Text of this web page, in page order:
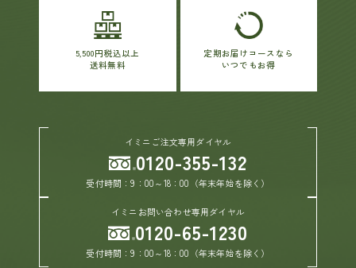
お買い物ガイド
定期お届けサービス
お問い合せ
5,500円税込以上
送料無料
定期お届けコースなら
いつでもお得
イミニご注文専用ダイヤル
0120-355-132
受付時間：9：00～18：00（年末年始を除く）
イミニお問い合わせ専用ダイヤル
0120-65-1230
受付時間：9：00～18：00（年末年始を除く）